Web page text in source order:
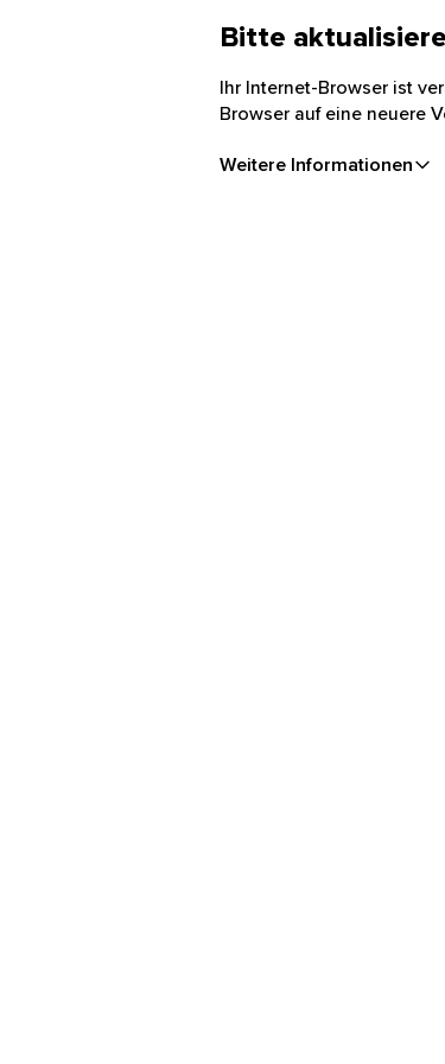
Bitte
Ihr Internet-Browser ist
Browser auf eine neuere
Weitere Informationen